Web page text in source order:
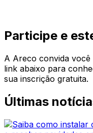
Participe e
A Areco convida você
link abaixo para
sua inscrição gratuita.
Últimas